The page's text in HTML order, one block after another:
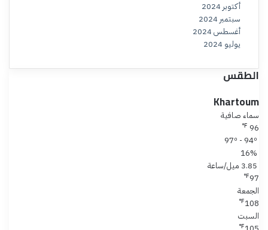
أكتوبر 2024
سبتمبر 2024
أغسطس 2024
يوليو 2024
الطقس
Khartoum
سماء صافية
96
℉
16%
3.85 ميل/ساعة
97
℉
الجمعة
108
℉
السبت
℉